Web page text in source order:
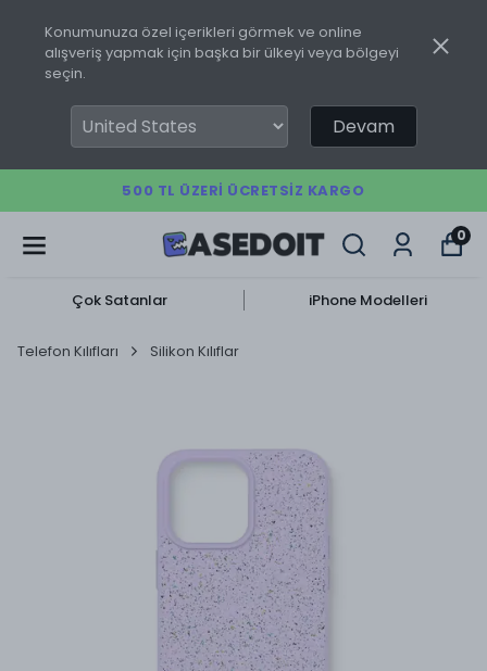
Konumunuza özel içerikleri görmek ve online
alışveriş yapmak için başka bir ülkeyi veya bölgeyi
seçin.
Devam
500 TL ÜZERI ÜCRETSIZ KARGO
0
Çok Satanlar iPhone Modelleri
Telefon Kılıfları Silikon Kılıflar